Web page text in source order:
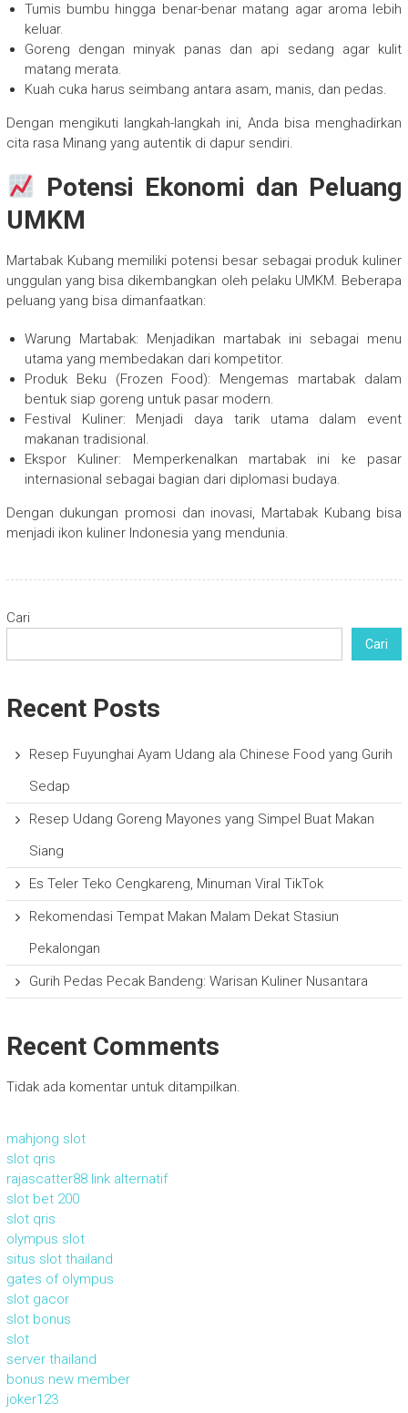
Tumis bumbu hingga benar-benar matang agar aroma lebih
keluar.
Goreng dengan minyak panas dan api sedang agar kulit
matang merata.
Kuah cuka harus seimbang antara asam, manis, dan pedas.
Dengan mengikuti langkah-langkah ini, Anda bisa menghadirkan
cita rasa Minang yang autentik di dapur sendiri.
Potensi Ekonomi dan Peluang
UMKM
Martabak Kubang memiliki potensi besar sebagai produk kuliner
unggulan yang bisa dikembangkan oleh pelaku UMKM. Beberapa
peluang yang bisa dimanfaatkan:
Warung Martabak: Menjadikan martabak ini sebagai menu
utama yang membedakan dari kompetitor.
Produk Beku (Frozen Food): Mengemas martabak dalam
bentuk siap goreng untuk pasar modern.
Festival Kuliner: Menjadi daya tarik utama dalam event
makanan tradisional.
Ekspor Kuliner: Memperkenalkan martabak ini ke pasar
internasional sebagai bagian dari diplomasi budaya.
Dengan dukungan promosi dan inovasi, Martabak Kubang bisa
menjadi ikon kuliner Indonesia yang mendunia.
Cari
Cari
Recent Posts
Resep Fuyunghai Ayam Udang ala Chinese Food yang Gurih
Sedap
Resep Udang Goreng Mayones yang Simpel Buat Makan
Siang
Es Teler Teko Cengkareng, Minuman Viral TikTok
Rekomendasi Tempat Makan Malam Dekat Stasiun
Pekalongan
Gurih Pedas Pecak Bandeng: Warisan Kuliner Nusantara
Recent Comments
Tidak ada komentar untuk ditampilkan.
mahjong slot
slot qris
rajascatter88 link alternatif
slot bet 200
slot qris
olympus slot
situs slot thailand
gates of olympus
slot gacor
slot bonus
slot
server thailand
bonus new member
joker123